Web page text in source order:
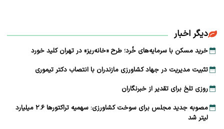
دیگر اخبار
خرید مسکن با سرمایه‌های خُرد؛ طرح «خانه‌ریز» در تهران کلید خورد
تثبیت مدیریت در جهاد کشاورزی مازندران با انتصاب دکتر تیموری
روزی تلخ برای تقدیر از خبرنگاران
مصوبه جدید مجلس برای سوخت کشاورزی: سهمیه تراکتورها ۲.۶ میلیارد
لیتر شد